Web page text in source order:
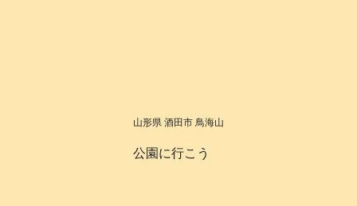
山形県 酒田市 鳥海山
公園に行こう